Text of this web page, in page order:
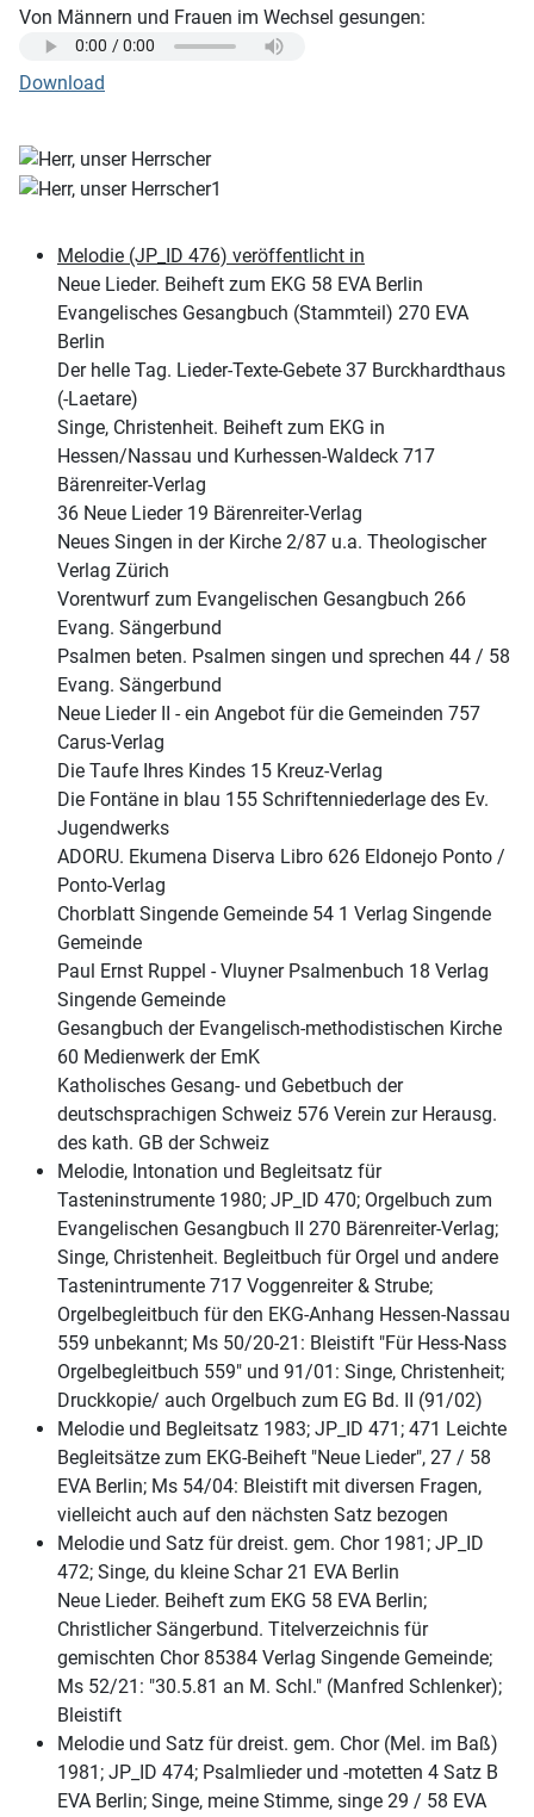
Von Männern und Frauen im Wechsel gesungen:
Download
Melodie (JP_ID 476) veröffentlicht in
Neue Lieder. Beiheft zum EKG 58 EVA Berlin
Evangelisches Gesangbuch (Stammteil) 270 EVA
Berlin
Der helle Tag. Lieder-Texte-Gebete 37 Burckhardthaus
(-Laetare)
Singe, Christenheit. Beiheft zum EKG in
Hessen/Nassau und Kurhessen-Waldeck 717
Bärenreiter-Verlag
36 Neue Lieder 19 Bärenreiter-Verlag
Neues Singen in der Kirche 2/87 u.a. Theologischer
Verlag Zürich
Vorentwurf zum Evangelischen Gesangbuch 266
Evang. Sängerbund
Psalmen beten. Psalmen singen und sprechen 44 / 58
Evang. Sängerbund
Neue Lieder II - ein Angebot für die Gemeinden 757
Carus-Verlag
Die Taufe Ihres Kindes 15 Kreuz-Verlag
Die Fontäne in blau 155 Schriftenniederlage des Ev.
Jugendwerks
ADORU. Ekumena Diserva Libro 626 Eldonejo Ponto /
Ponto-Verlag
Chorblatt Singende Gemeinde 54 1 Verlag Singende
Gemeinde
Paul Ernst Ruppel - Vluyner Psalmenbuch 18 Verlag
Singende Gemeinde
Gesangbuch der Evangelisch-methodistischen Kirche
60 Medienwerk der EmK
Katholisches Gesang- und Gebetbuch der
deutschsprachigen Schweiz 576 Verein zur Herausg.
des kath. GB der Schweiz
Melodie, Intonation und Begleitsatz für
Tasteninstrumente 1980; JP_ID 470; Orgelbuch zum
Evangelischen Gesangbuch II 270 Bärenreiter-Verlag;
Singe, Christenheit. Begleitbuch für Orgel und andere
Tastenintrumente 717 Voggenreiter & Strube;
Orgelbegleitbuch für den EKG-Anhang Hessen-Nassau
559 unbekannt; Ms 50/20-21: Bleistift "Für Hess-Nass
Orgelbegleitbuch 559" und 91/01: Singe, Christenheit;
Druckkopie/ auch Orgelbuch zum EG Bd. II (91/02)
Melodie und Begleitsatz 1983; JP_ID 471; 471 Leichte
Begleitsätze zum EKG-Beiheft "Neue Lieder", 27 / 58
EVA Berlin; Ms 54/04: Bleistift mit diversen Fragen,
vielleicht auch auf den nächsten Satz bezogen
Melodie und Satz für dreist. gem. Chor 1981; JP_ID
472; Singe, du kleine Schar 21 EVA Berlin
Neue Lieder. Beiheft zum EKG 58 EVA Berlin;
Christlicher Sängerbund. Titelverzeichnis für
gemischten Chor 85384 Verlag Singende Gemeinde;
Ms 52/21: "30.5.81 an M. Schl." (Manfred Schlenker);
Bleistift
Melodie und Satz für dreist. gem. Chor (Mel. im Baß)
1981; JP_ID 474; Psalmlieder und -motetten 4 Satz B
EVA Berlin; Singe, meine Stimme, singe 29 / 58 EVA